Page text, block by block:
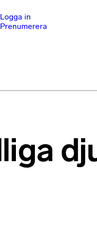
Logga in
Prenumerera